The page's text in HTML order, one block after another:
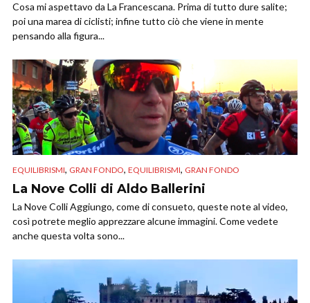
Cosa mi aspettavo da La Francescana. Prima di tutto dure salite;
poi una marea di ciclisti; infine tutto ciò che viene in mente
pensando alla figura...
EQUILIBRISMI, GRAN FONDO, EQUILIBRISMI, GRAN FONDO
La Nove Colli di Aldo Ballerini
La Nove Colli Aggiungo, come di consueto, queste note al video,
così potrete meglio apprezzare alcune immagini. Come vedete
anche questa volta sono...